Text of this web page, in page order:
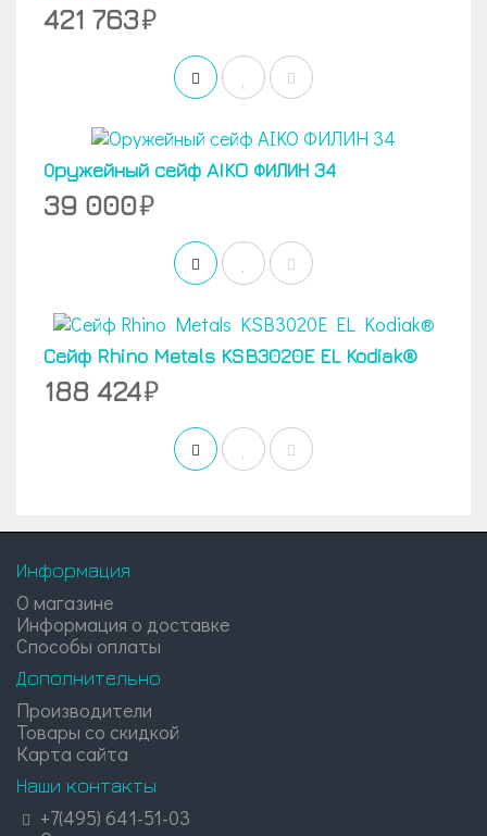
421 763
Оружейный сейф AIKO ФИЛИН 34
39 000
Cейф Rhino Metals KSB3020E EL Kodiak®
188 424
Информация
О магазине
Информация о доставке
Способы оплаты
Дополнительно
Производители
Товары со скидкой
Карта сайта
Наши контакты
+7(495) 641-51-03